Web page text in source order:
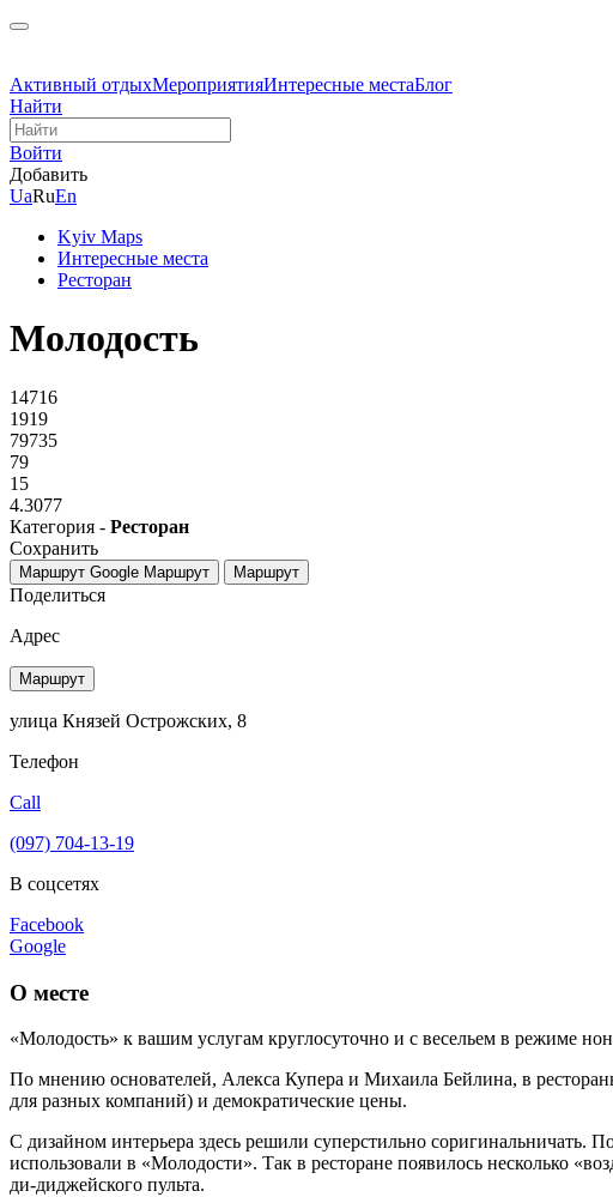
Активный отдыхМероприятияИнтересные местаБлог
Найти
Войти
Добавить
UaRuEn
Kyiv Maps
Интересные места
Ресторан
Молодость
14716
1919
79735
79
15
4.3077
Категория - Ресторан
Сохранить
Маршрут Google Маршрут Маршрут
Поделиться
Адрес
Маршрут
улица Князей Острожских, 8
Телефон
Call
(097) 704-13-19
В соцсетях
Facebook
Google
О месте
«Молодость» к вашим услугам круглосуточно и с весельем в режиме
По мнению основателей, Алекса Купера и Михаила Бейлина, в
для разных компаний) и демократические цены.
С дизайном интерьера здесь решили суперстильно
использовали в «Молодости». Так в ресторане появилось несколько
ди-диджейского пульта.